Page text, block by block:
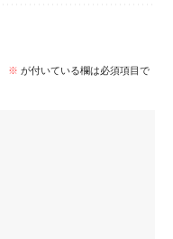
※ が付いている欄は必須項目で